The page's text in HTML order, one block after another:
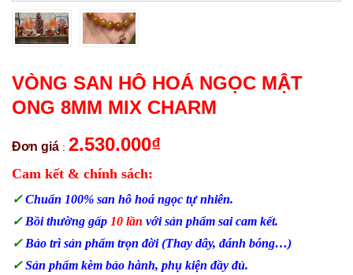
VÒNG SAN HÔ HOÁ NGỌC MẬT
ONG 8MM MIX CHARM
Đơn giá : 2.530.000₫
Cam kết & chính sách:
✓ Chuẩn 100% san hô hoá ngọc tự nhiên.
✓ Bồi thường gấp 10 lần với sản phẩm sai cam kết.
✓ Bảo trì sản phẩm trọn đời (Thay dây, đánh bóng…)
✓ Sản phẩm kèm bảo hành, phụ kiện đầy đủ.